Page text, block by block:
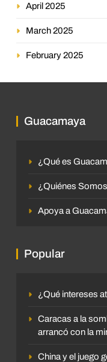
April 2025
March 2025
February 2025
Guacamaya
¿Qué es
¿Quiénes
Apoya a
Popular
¿Qué intereses
Caracas a la
arrancó con la
China y el juego